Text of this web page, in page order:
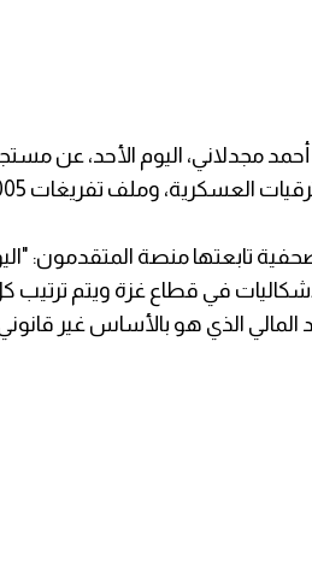
أحمد مجدلاني، اليوم الأحد،
العسكرية، وملف تفريغات 2005.
تابعتها منصة المتقدمون:
في قطاع غزة ويتم ترتيب
المالي الذي هو بالأساس غير